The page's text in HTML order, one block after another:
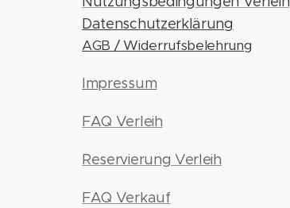
Datenschutzerklärung
AGB / Widerrufsbelehrung
Impressum
FAQ Verleih
Reservierung Verleih
FAQ Verkauf